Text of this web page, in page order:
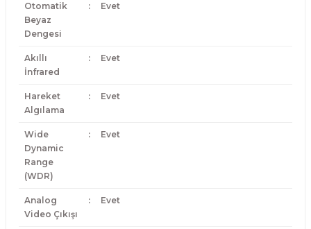
Otomatik
Beyaz
Dengesi
: Evet
Akıllı
İnfrared
: Evet
Hareket
Algılama
: Evet
Wide
Dynamic
Range
(WDR)
: Evet
Analog
Video Çıkışı
: Evet